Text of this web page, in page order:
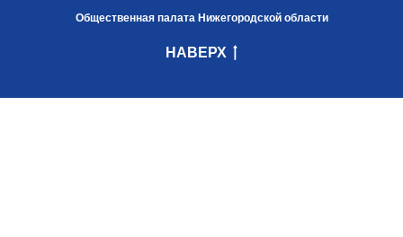
Общественная палата Нижегородской области
НАВЕРХ